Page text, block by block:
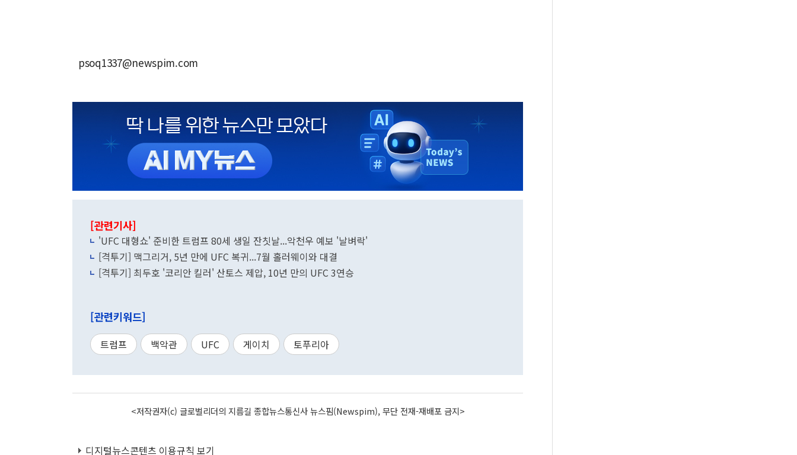
psoq1337@newspim.com
[관련기사]
'UFC 대형쇼' 준비한 트럼프 80세 생일 잔칫날...악천우 예보 '날벼락'
[격투기] 맥그리거, 5년 만에 UFC 복귀...7월 홀러웨이와 대결
[격투기] 최두호 '코리안 킬러' 산토스 제압, 10년 만의 UFC 3연승
[관련키워드]
트럼프 백악관 UFC 게이치 토푸리아
<저작권자(c) 글로벌리더의 지름길 종합뉴스통신사 뉴스핌(Newspim), 무단 전재-재배포 금지>
디지털뉴스콘텐츠 이용규칙 보기